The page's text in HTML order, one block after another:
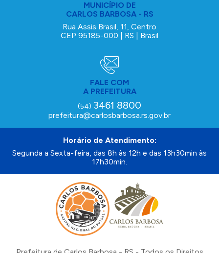
MUNICÍPIO DE
CARLOS BARBOSA - RS
Rua Assis Brasil, 11, Centro
CEP 95185-000 | RS | Brasil
FALE COM
A PREFEITURA
(54) 3461 8800
prefeitura@carlosbarbosa.rs.gov.br
Horário de Atendimento:
Segunda a Sexta-feira, das 8h às 12h e das 13h30min às
17h30min.